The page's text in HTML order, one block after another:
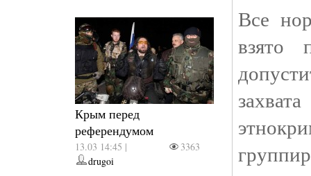
Крым перед
референдумом
13.03 14:45 |
3363
drugoi
Все
взято